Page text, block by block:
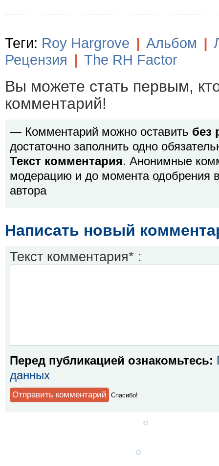
Теги: Roy Hargrove | Альбом |
Рецензия | The RH Factor
Вы можете стать первым,
комментарий!
— Комментарий можно оставить без
достаточно заполнить одно
Текст комментария. Анонимные
модерацию и до момента одобрения
автора
Написать новый
Текст комментария* :
Перед публикацией ознакомьтесь:
данных
Спaсибо!